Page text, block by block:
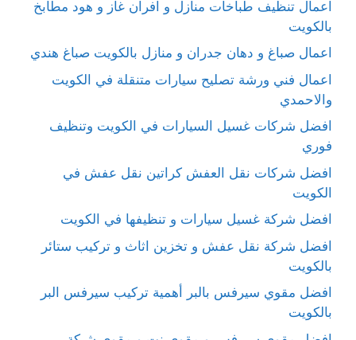
اعمال تنظيف طباخات منازل و افران غاز و هود مطابخ
بالكويت
اعمال صباغ و دهان جدران و منازل بالكويت صباغ هندي
اعمال فني ورشة تصليح سيارات متنقلة في الكويت
والاحمدي
افضل شركات غسيل السيارات في الكويت وتنظيف
فوري
افضل شركات نقل العفش كراتين نقل عفش في
الكويت
افضل شركة غسيل سيارات و تنظيفها في الكويت
افضل شركة نقل عفش و تخزين اثاث و تركيب ستائر
بالكويت
افضل مقوي سيرفس بالبر أهمية تركيب سيرفس البر
بالكويت